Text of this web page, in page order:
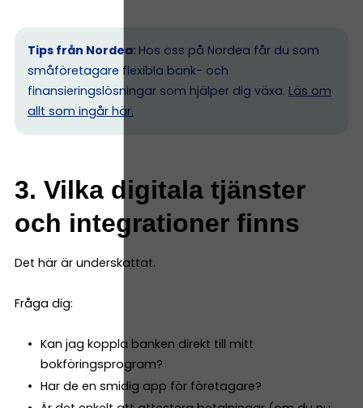
Tips från Nordea: Hos oss på Nordea får du som
småföretagare flexibla bank- och
finansieringslösningar som hjälper dig växa. Läs om
allt som ingår här.
3. Vilka digitala tjänster
och integrationer finns
Det här är underskattat.
Fråga dig:
Kan jag koppla banken direkt till mitt
bokföringsprogram?
Har de en smidig app för företagare?